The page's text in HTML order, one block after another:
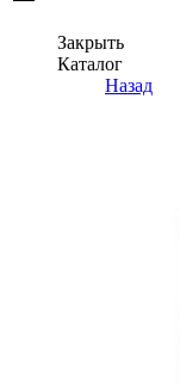
Закрыть
Каталог
Назад